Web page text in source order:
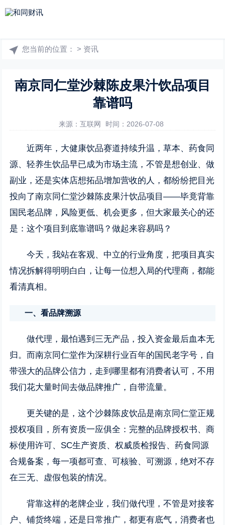
您当前的位置： > 资讯
南京同仁堂沙棘陈皮果汁饮品项目
靠谱吗
来源：互联网 时间：2026-07-08
近两年，大健康饮品赛道持续升温，草本、药食同
源、轻养生饮品早已成为市场主流，不管是想创业、做
副业，还是实体店想拓品增加营收的人，都纷纷把目光
投向了南京同仁堂沙棘陈皮果汁饮品项目——毕竟背靠
国民老品牌，风险更低、机会更多，但大家最关心的还
是：这个项目到底靠谱吗？做起来容易吗？
今天，我站在客观、中立的行业角度，把项目真实
情况拆解得明明白白，让每一位想入局的代理商，都能
看清真相。
一、看品牌溯源
做代理，最怕遇到三无产品，投入资金最后血本无
归。而南京同仁堂作为深耕行业百年的国民老字号，自
带强大的品牌公信力，走到哪里都有消费者认可，不用
我们花大量时间去做品牌推广，自带流量。
更关键的是，这个沙棘陈皮饮品是南京同仁堂正规
授权项目，所有资质一应俱全：完整的品牌授权书、商
标使用许可、SC生产资质、权威质检报告、药食同源
合规备案，每一项都可查、可核验、可溯源，绝对不存
在三无、虚假包装的情况。
背靠这样的老牌企业，我们做代理，不管是对接客
户、铺货终端，还是日常推广，都更有底气，消费者也